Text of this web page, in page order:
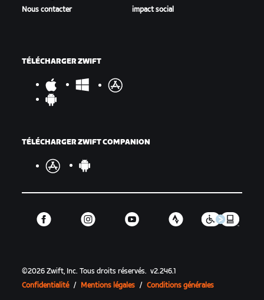
Nous contacter
impact social
TÉLÉCHARGER ZWIFT
TÉLÉCHARGER ZWIFT COMPANION
©2026 Zwift, Inc.Tous droits réservés. v2.246.1
Confidentialité / Mentions légales / Conditions générales